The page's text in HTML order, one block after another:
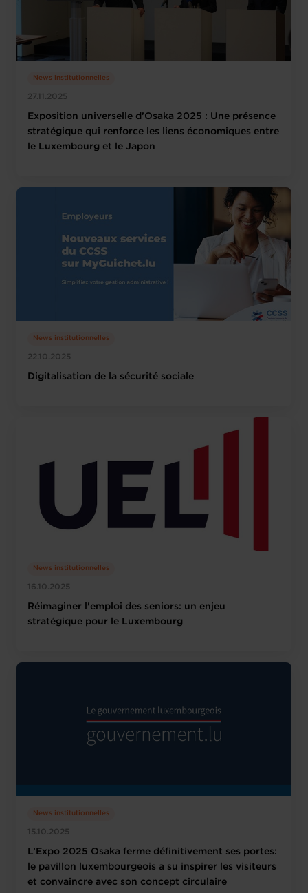
27.11.2025
News institutionnelles
Exposition universelle d’Osaka 2025 : Une présence
stratégique qui renforce les liens économiques entre
le Luxembourg et le Japon
22.10.2025
News institutionnelles
Digitalisation de la sécurité sociale
16.10.2025
News institutionnelles
Réimaginer l'emploi des seniors: un enjeu
stratégique pour le Luxembourg
15.10.2025
News institutionnelles
L’Expo 2025 Osaka ferme définitivement ses portes:
le pavillon luxembourgeois a su inspirer les visiteurs
et convaincre avec son concept circulaire